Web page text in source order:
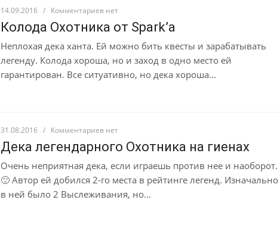
14.09.2016 / Комментариев нет
Колода Охотника от Spark’а
Неплохая дека ханта. Ей можно бить квесты и зарабатывать
легенду. Колода хороша, но и заход в одно место ей
гарантирован. Все ситуативно, но дека хороша...
31.08.2016 / Комментариев нет
Дека легендарного Охотника на гиенах
Очень неприятная дека, если играешь против нее и наоборот.
🙂 Автор ей добился 2-го места в рейтинге легенд. Изначально
в ней было 2 Выслеживания, но...